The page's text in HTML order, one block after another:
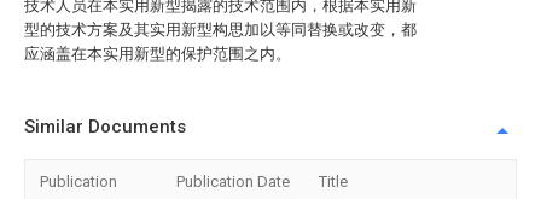
技术人员在本实用新型揭露的技术范围内，根据本实用新
型的技术方案及其实用新型构思加以等同替换或改变，都
应涵盖在本实用新型的保护范围之内。
Similar Documents
Publication Publication Date Title